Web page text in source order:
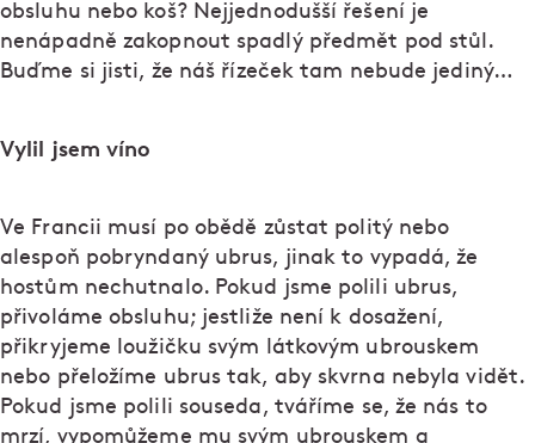
obsluhu nebo koš? Nejjednodušší řešení je
nenápadně zakopnout spadlý předmět pod stůl.
Buďme si jisti, že náš řízeček tam nebude jediný…
Vylil jsem víno
Ve Francii musí po obědě zůstat politý nebo
alespoň pobryndaný ubrus, jinak to vypadá, že
hostům nechutnalo. Pokud jsme polili ubrus,
přivoláme obsluhu; jestliže není k dosažení,
přikryjeme loužičku svým látkovým ubrouskem
nebo přeložíme ubrus tak, aby skvrna nebyla vidět.
Pokud jsme polili souseda, tváříme se, že nás to
mrzí, vypomůžeme mu svým ubrouskem a